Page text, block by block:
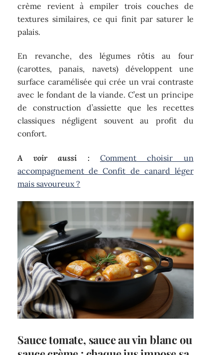
crème revient à empiler trois couches de
textures similaires, ce qui finit par saturer le
palais.
En revanche, des légumes rôtis au four
(carottes, panais, navets) développent une
surface caramélisée qui crée un vrai contraste
avec le fondant de la viande. C’est un principe
de construction d’assiette que les recettes
classiques négligent souvent au profit du
confort.
A voir aussi :
Comment choisir un
accompagnement de Confit de canard léger
mais savoureux ?
Sauce tomate, sauce au vin blanc ou